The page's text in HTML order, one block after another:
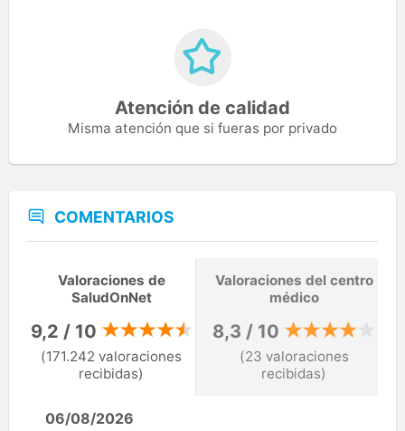
Atención de calidad
Misma atención que si fueras por privado
COMENTARIOS
Valoraciones de
SaludOnNet
9,2 / 10
(171.242 valoraciones
recibidas)
Valoraciones del centro
médico
8,3 / 10
(23 valoraciones
recibidas)
06/08/2026